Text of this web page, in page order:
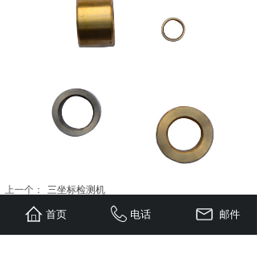
上一个：
三坐标检测机
下一个： 铜基双金属衬套
首页 电话 邮件